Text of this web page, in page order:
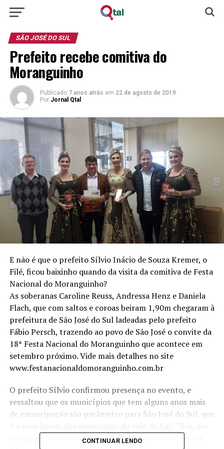
SÃO JOSÉ DO SUL
Prefeito recebe comitiva do
Moranguinho
Publicado 7 anos atrás em 22 de agosto de 2019
Por Jornal Qtal
E não é que o prefeito Sílvio Inácio de Souza Kremer, o
Filé, ficou baixinho quando da visita da comitiva de Festa
Nacional do Moranguinho?
As soberanas Caroline Reuss, Andressa Henz e Daniela
Flach, que com saltos e coroas beiram 1,90m chegaram à
prefeitura de São José do Sul ladeadas pelo prefeito
Fábio Persch, trazendo ao povo de São José o convite da
18ª Festa Nacional do Moranguinho que acontece em
setembro próximo. Vide mais detalhes no site
www.festanacionaldomoranguinho.com.br
O prefeito Sílvio confirmou presença no evento, e
ressaltou que os municípios que tem alguns anos mais
de emancipação são parâmetro para São José do Sul, que
município pequeno, vemos que há muito para crescer.
CONTINUAR LENDO